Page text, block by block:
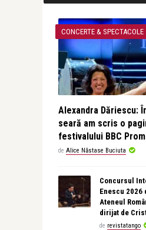
CONCERTE & SPECTACOLE
Alexandra Dăriescu:
seară am scris o
festivalului BBC
de Alice Năstase Buciuta
Concursul
Enescu 2026
Ateneul
dirijat de
de revistatango